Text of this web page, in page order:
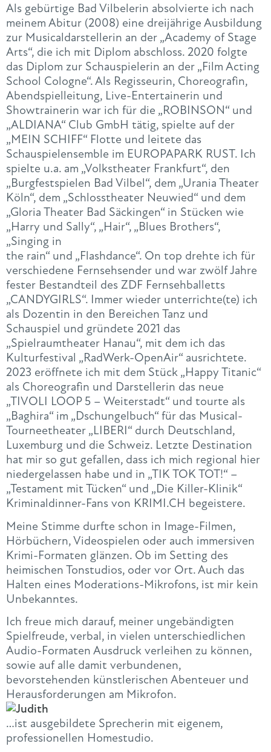
Als gebürtige Bad Vilbelerin absolvierte ich nach
meinem Abitur (2008) eine dreijährige Ausbildung
zur Musicaldarstellerin an der „Academy of Stage
Arts“, die ich mit Diplom abschloss. 2020 folgte
das Diplom zur Schauspielerin an der „Film Acting
School Cologne“. Als Regisseurin, Choreografin,
Abendspielleitung, Live-Entertainerin und
Showtrainerin war ich für die „ROBINSON“ und
„ALDIANA“ Club GmbH tätig, spielte auf der
„MEIN SCHIFF“ Flotte und leitete das
Schauspielensemble im EUROPAPARK RUST. Ich
spielte u.a. am „Volkstheater Frankfurt“, den
„Burgfestspielen Bad Vilbel“, dem „Urania Theater
Köln“, dem „Schlosstheater Neuwied“ und dem
„Gloria Theater Bad Säckingen“ in Stücken wie
„Harry und Sally“, „Hair“, „Blues Brothers“,
„Singing in
the rain“ und „Flashdance“. On top drehte ich für
verschiedene Fernsehsender und war zwölf Jahre
fester Bestandteil des ZDF Fernsehballetts
„CANDYGIRLS“. Immer wieder unterrichte(te) ich
als Dozentin in den Bereichen Tanz und
Schauspiel und gründete 2021 das
„Spielraumtheater Hanau“, mit dem ich das
Kulturfestival „RadWerk-OpenAir“ ausrichtete.
2023 eröffnete ich mit dem Stück „Happy Titanic“
als Choreografin und Darstellerin das neue
„TIVOLI LOOP 5 – Weiterstadt“ und tourte als
„Baghira“ im „Dschungelbuch“ für das Musical-
Tourneetheater „LIBERI“ durch Deutschland,
Luxemburg und die Schweiz. Letzte Destination
hat mir so gut gefallen, dass ich mich regional hier
niedergelassen habe und in „TIK TOK TOT!“ –
„Testament mit Tücken“ und „Die Killer-Klinik“
Kriminaldinner-Fans von KRIMI.CH begeistere.
Meine Stimme durfte schon in Image-Filmen,
Hörbüchern, Videospielen oder auch immersiven
Krimi-Formaten glänzen. Ob im Setting des
heimischen Tonstudios, oder vor Ort. Auch das
Halten eines Moderations-Mikrofons, ist mir kein
Unbekanntes.
Ich freue mich darauf, meiner ungebändigten
Spielfreude, verbal, in vielen unterschiedlichen
Audio-Formaten Ausdruck verleihen zu können,
sowie auf alle damit verbundenen,
bevorstehenden künstlerischen Abenteuer und
Herausforderungen am Mikrofon.
…ist ausgebildete Sprecherin mit eigenem,
professionellen Homestudio.